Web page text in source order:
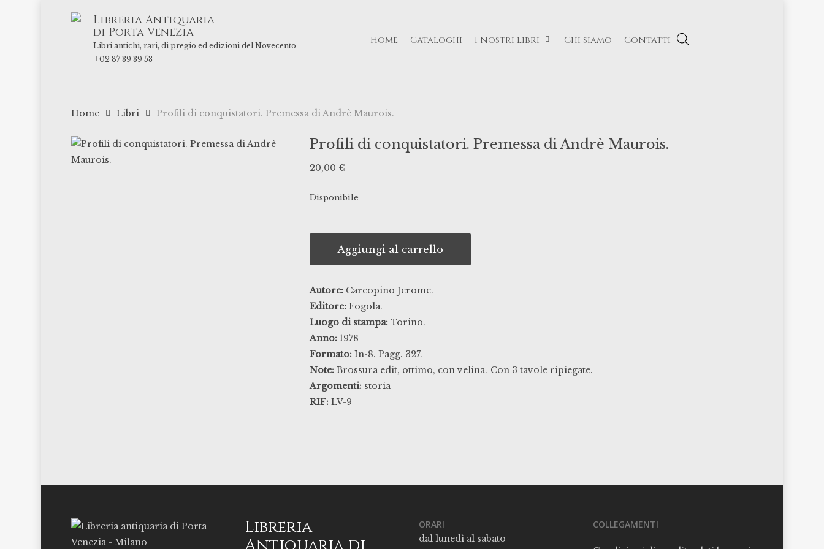
Libreria Antiquaria
di Porta Venezia
Libri antichi, rari, di pregio ed edizioni del Novecento
02 87 39 39 53
Home Cataloghi I nostri libri Chi siamo Contatti
Home Libri Profili di conquistatori. Premessa di Andrè Maurois.
Profili di conquistatori. Premessa di Andrè Maurois.
20,00 €
Disponibile
Aggiungi al carrello
Autore: Carcopino Jerome.
Editore: Fogola.
Luogo di stampa: Torino.
Anno: 1978
Formato: In-8. Pagg. 327.
Note: Brossura edit, ottimo, con velina. Con 3 tavole ripiegate.
Argomenti: storia
RIF: LV-9
Libreria
ORARI
dal lunedì al sabato
COLLEGAMENTI